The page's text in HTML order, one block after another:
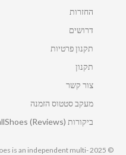
החזרות
דרושים
תקנון פרטיות
תקנון
צור קשר
מעקב סטטוס הזמנה
ביקורות MallShoes (Reviews)
is an independent multi-